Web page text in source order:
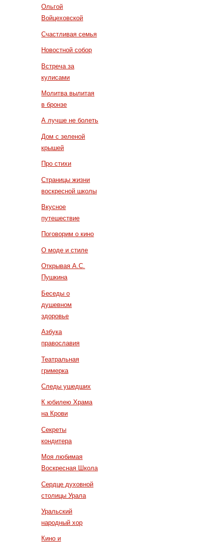
Ольгой
Войцеховской
Счастливая семья
Новостной собор
Встреча за
кулисами
Молитва вылитая
в бронзе
А лучше не болеть
Дом с зеленой
крышей
Про стихи
Страницы жизни
воскресной школы
Вкусное
путешествие
Поговорим о кино
О моде и стиле
Открывая А.С.
Пушкина
Беседы о
душевном
здоровье
Азбука
православия
Театральная
гримерка
Следы ушедших
К юбилею Храма
на Крови
Секреты
кондитера
Моя любимая
Воскресная Школа
Сердце духовной
столицы Урала
Уральский
народный хор
Кино и